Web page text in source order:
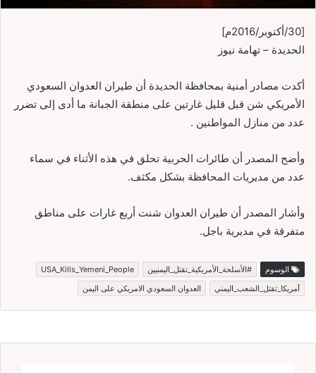
[30/أكتوبر/2016م]
الحديدة – تهامة نيوز
أكدت مصادر أمنية بمحافظة الحديدة أن طيران العدوان السعودي
الأمريكي شن قبل قليل غارتين على منطقة الجبانة ما أدى إلى تضرر
عدد من منازل المواطنين .
وأضح المصدر أن طائرات الحربية تحلق في هذه الأثناء في سماء
عدد من مديريات المحافظة بشكل مكثف.
وأشار المصدر أن طيران العدوان شنت أربع غارات على مناطق
متفرقة في مديرية باجل.
الوسوم #الأسلحة_الأمريكية_تقتل_اليمنيين
USA_Kills_Yemeni_People
أمريكا_تقتل_الشعب_اليمني
العدوان السعودي الامريكي على اليمن